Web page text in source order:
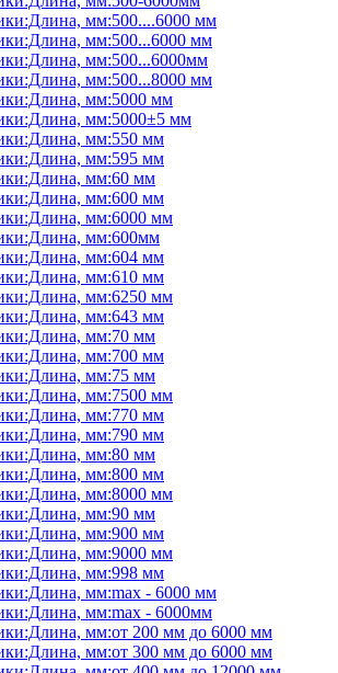
мм:500....6000 мм
мм:500...6000 мм
мм:500...6000мм
мм:500...8000 мм
мм:5000 мм
мм:5000±5 мм
мм:550 мм
мм:595 мм
мм:60 мм
мм:600 мм
мм:6000 мм
мм:600мм
мм:604 мм
мм:610 мм
мм:6250 мм
мм:643 мм
мм:70 мм
мм:700 мм
мм:75 мм
мм:7500 мм
мм:770 мм
мм:790 мм
мм:80 мм
мм:800 мм
мм:8000 мм
мм:90 мм
мм:900 мм
мм:9000 мм
мм:998 мм
мм:max - 6000 мм
мм:max - 6000мм
мм:от 200 мм до 6000 мм
мм:от 300 мм до 6000 мм